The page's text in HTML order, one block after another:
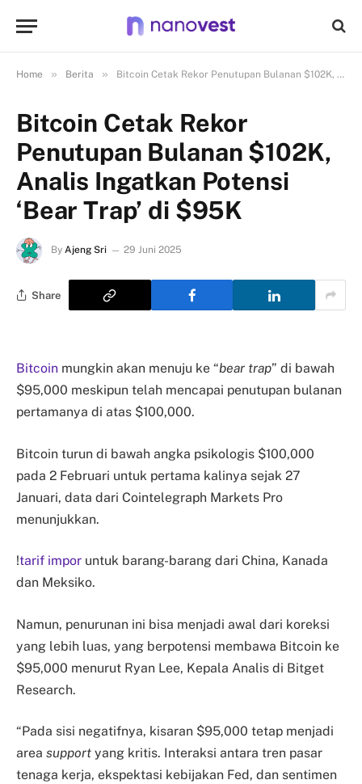
Home » Berita » Bitcoin Cetak Rekor Penutupan Bulanan $102K, Analis Ingatkan Potensi ‘Bear Trap’ di $95K
Bitcoin Cetak Rekor
Penutupan Bulanan $102K,
Analis Ingatkan Potensi
‘Bear Trap’ di $95K
By Ajeng Sri 29 Juni 2025
Share
Bitcoin mungkin akan menuju ke “bear trap” di bawah
$95,000 meskipun telah mencapai penutupan bulanan
pertamanya di atas $100,000.
Bitcoin turun di bawah angka psikologis $100,000
pada 2 Februari untuk pertama kalinya sejak 27
Januari, data dari Cointelegraph Markets Pro
menunjukkan.
!tarif impor untuk barang-barang dari China, Kanada
dan Meksiko.
Namun, penurunan ini bisa menjadi awal dari koreksi
yang lebih luas, yang berpotensi membawa Bitcoin ke
$95,000 menurut Ryan Lee, Kepala Analis di Bitget
Research.
“Pada sisi negatifnya, kisaran $95,000 tetap menjadi
area support yang kritis. Interaksi antara tren pasar
tenaga kerja, ekspektasi kebijakan Fed, dan sentimen